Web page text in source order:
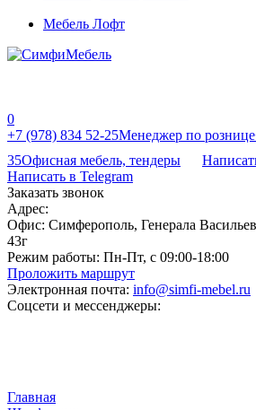
Мебель Лофт
0
+7 (978) 834 52-25Менеджер по рознице
35Офисная мебель, тендеры
Написать в Telegram
Заказать звонок
Адрес:
Офис: Симферополь, Генерала
43г
Режим работы: Пн-Пт, с 09:00-18:00
Проложить маршрут
Электронная почта: info@simfi-mebel.ru
Соцсети и мессенджеры:
Главная